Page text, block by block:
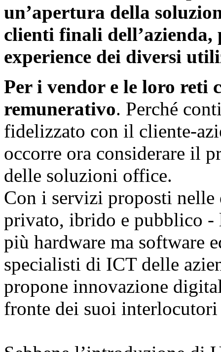
un’apertura della
clienti finali dell’azienda,
experience dei diversi
Per i vendor e le loro reti
remunerativo. Perché
fidelizzato con il cliente-
occorre ora considerare il
delle soluzioni office.
Con i servizi proposti
privato, ibrido e pubblico -
più hardware ma software
specialisti di ICT delle
propone innovazione
fronte dei suoi